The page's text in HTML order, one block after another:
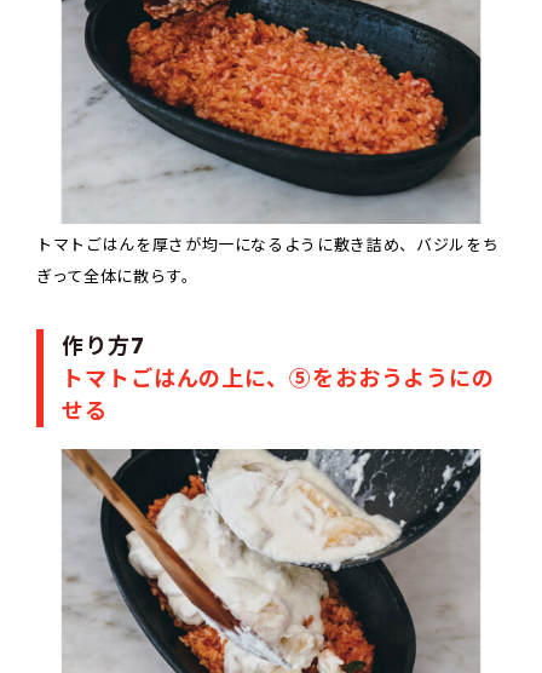
トマトごはんを厚さが均一になるように敷き詰め、バジルをち
ぎって全体に散らす。
作り方7
トマトごはんの上に、⑤をおおうようにの
せる